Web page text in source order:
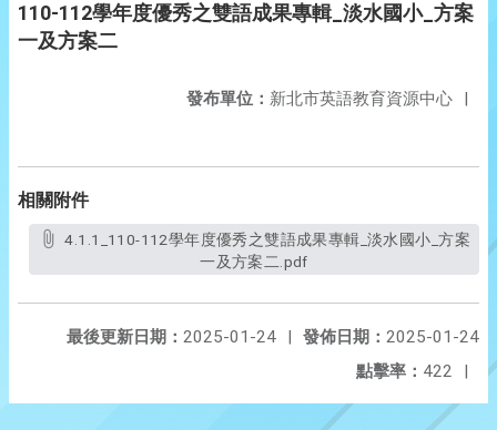
110-112學年度優秀之雙語成果專輯_淡水國小_方案
一及方案二
發布單位： 新北市英語教育資源中心 |
相關附件
4.1.1_110-112學年度優秀之雙語成果專輯_淡水國小_方案
一及方案二.pdf
發佈日期： 2025-01-24
最後更新日期： 2025-01-24
|
點擊率： 422 |